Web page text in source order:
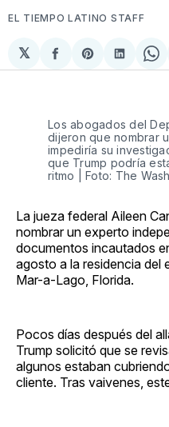
EL TIEMPO LATINO STAFF
𝕏
Compartir
en
Share
on
en
on
Los abogados del
dijeron que nombrar
impediría su
que Trump podría
ritmo | Foto: The
La jueza federal Aileen
nombrar un experto
documentos incautados
agosto a la residencia del
Mar-a-Lago, Florida.
Pocos días después del
Trump solicitó que se
algunos estaban
cliente. Tras vaivenes,